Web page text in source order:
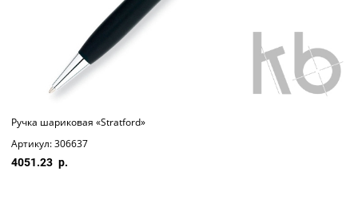
Ручка шариковая «Stratford»
Артикул: 306637
4051.23